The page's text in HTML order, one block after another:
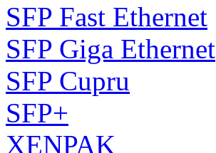
SFP Fast Ethernet
SFP Giga Ethernet
SFP Cupru
SFP+
XENPAK